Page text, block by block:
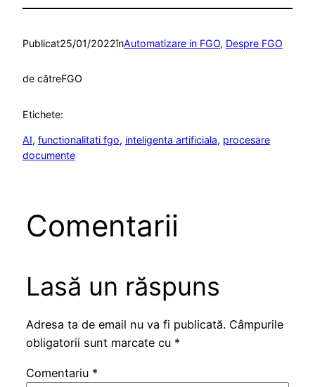
Publicat25/01/2022înAutomatizare in FGO, Despre FGO
de cătreFGO
Etichete:
AI, functionalitati fgo, inteligenta artificiala, procesare
documente
Comentarii
Lasă un răspuns
Adresa ta de email nu va fi publicată. Câmpurile
obligatorii sunt marcate cu *
Comentariu *